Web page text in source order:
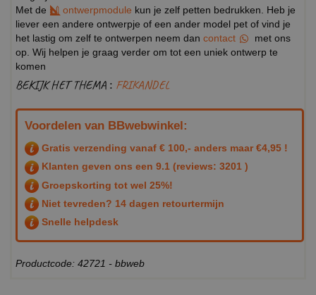
Met de
ontwerpmodule kun je zelf petten bedrukken. Heb je
liever een andere ontwerpje of een ander model pet of vind je
het lastig om zelf te ontwerpen neem dan contact
met ons
op. Wij helpen je graag verder om tot een uniek ontwerp te
komen
BEKIJK HET THEMA : FRIKANDEL
Voordelen van BBwebwinkel:
Gratis verzending vanaf € 100,- anders maar €4,95 !
Klanten geven ons een 9.1 (reviews: 3201 )
Groepskorting tot wel 25%!
Niet tevreden? 14 dagen retourtermijn
Snelle helpdesk
Productcode: 42721 - bbweb